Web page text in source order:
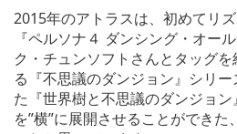
2015年のアトラスは、初めてリ
『ペルソナ４ ダンシング・オー
ク・チュンソフトさんとタッグ
る『不思議のダンジョン』シリ
た『世界樹と不思議のダンジョ
を”横”に展開させることができ